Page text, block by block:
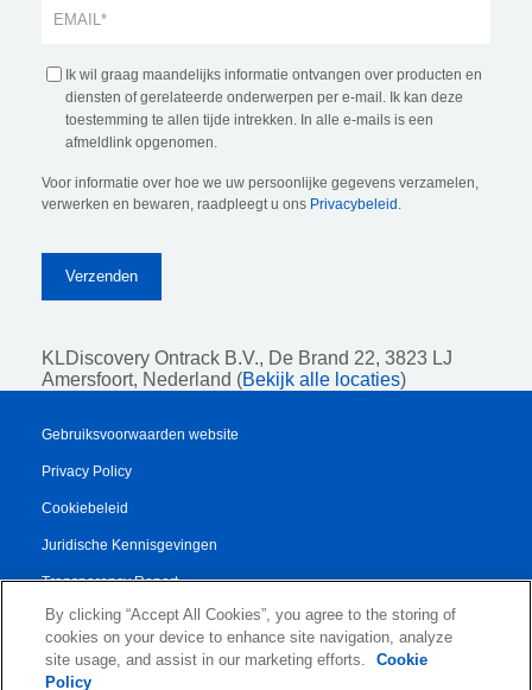
Ik wil graag maandelijks informatie ontvangen over producten en
diensten of gerelateerde onderwerpen per e-mail. Ik kan deze
toestemming te allen tijde intrekken. In alle e-mails is een
afmeldlink opgenomen.
Voor informatie over hoe we uw persoonlijke gegevens verzamelen,
verwerken en bewaren, raadpleegt u ons Privacybeleid.
KLDiscovery Ontrack B.V., De Brand 22, 3823 LJ
Amersfoort, Nederland (Bekijk alle locaties)
Gebruiksvoorwaarden website
Privacy Policy
Cookiebeleid
Juridische Kennisgevingen
Transparency Report
Algemene Voorwaarden
Authorised Partner Agreement
By clicking “Accept All Cookies”, you agree to the storing of
cookies on your device to enhance site navigation, analyze
site usage, and assist in our marketing efforts.
Cookie
Policy